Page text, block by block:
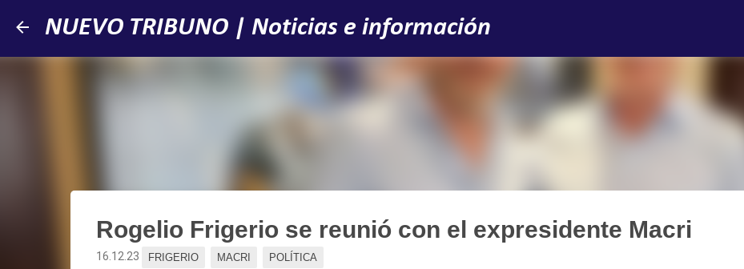
Ir al contenido principal
NUEVO TRIBUNO | Noticias e información
Rogelio Frigerio se reunió con el expresidente Macri
16.12.23 FRIGERIO MACRI POLÍTICA